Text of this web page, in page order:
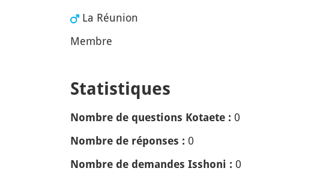
La Réunion
Membre
Statistiques
Nombre de questions Kotaete : 0
Nombre de réponses : 0
Nombre de demandes Isshoni : 0